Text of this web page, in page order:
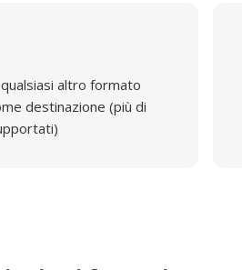
altro formato
destinazione (più di